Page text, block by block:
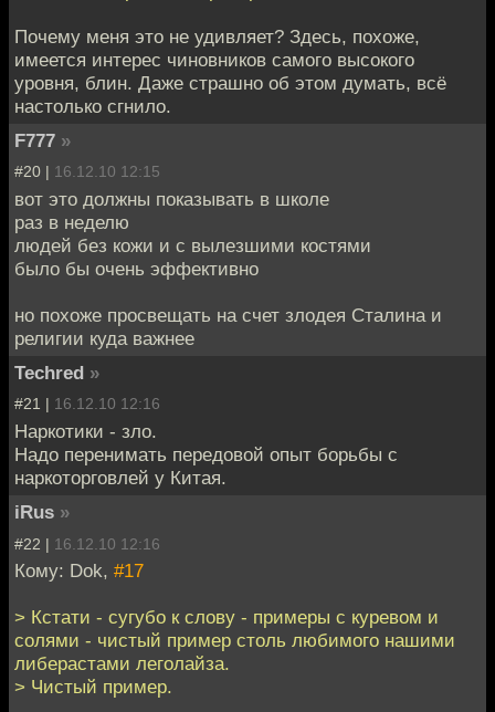
Почему меня это не удивляет? Здесь, похоже,
имеется интерес чиновников самого высокого
уровня, блин. Даже страшно об этом думать, всё
настолько сгнило.
F777 »
#20 | 16.12.10 12:15
вот это должны показывать в школе
раз в неделю
людей без кожи и с вылезшими костями
было бы очень эффективно
но похоже просвещать на счет злодея Сталина и
религии куда важнее
Techred »
#21 | 16.12.10 12:16
Наркотики - зло.
Надо перенимать передовой опыт борьбы с
наркоторговлей у Китая.
iRus »
#22 | 16.12.10 12:16
Кому: Dok, #17
> Кстати - сугубо к слову - примеры с куревом и
солями - чистый пример столь любимого нашими
либерастами леголайза.
> Чистый пример.